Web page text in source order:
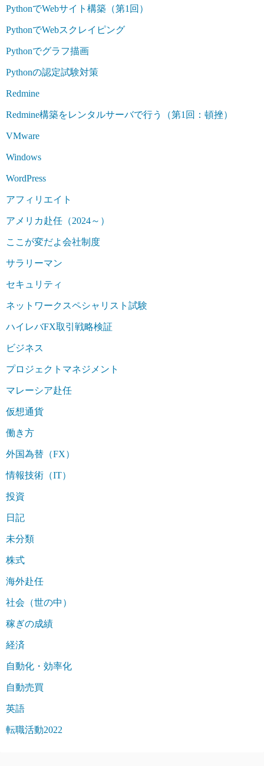
PythonでWebサイト構築（第1回）
PythonでWebスクレイピング
Pythonでグラフ描画
Pythonの認定試験対策
Redmine
Redmine構築をレンタルサーバで行う（第1回：頓挫）
VMware
Windows
WordPress
アフィリエイト
アメリカ赴任（2024～）
ここが変だよ会社制度
サラリーマン
セキュリティ
ネットワークスペシャリスト試験
ハイレバFX取引戦略検証
ビジネス
プロジェクトマネジメント
マレーシア赴任
仮想通貨
働き方
外国為替（FX）
情報技術（IT）
投資
日記
未分類
株式
海外赴任
社会（世の中）
稼ぎの成績
経済
自動化・効率化
自動売買
英語
転職活動2022